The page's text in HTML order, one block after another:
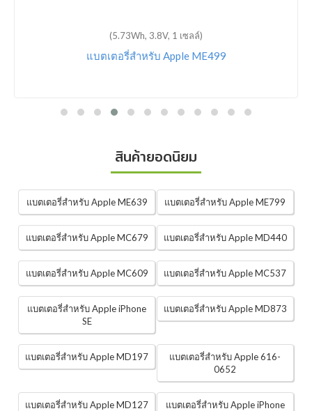
(5.73Wh, 3.8V, 1 เซลล์)
แบตเตอรี่สำหรับ Apple ME499
สินค้ายอดนิยม
แบตเตอรี่สำหรับ Apple ME639 แบตเตอรี่สำหรับ Apple ME799
แบตเตอรี่สำหรับ Apple MC679 แบตเตอรี่สำหรับ Apple MD440
แบตเตอรี่สำหรับ Apple MC609 แบตเตอรี่สำหรับ Apple MC537
แบตเตอรี่สำหรับ Apple iPhone
SE
แบตเตอรี่สำหรับ Apple MD873
แบตเตอรี่สำหรับ Apple MD197
แบตเตอรี่สำหรับ Apple 616-
0652
แบตเตอรี่สำหรับ Apple MD127
แบตเตอรี่สำหรับ Apple iPhone